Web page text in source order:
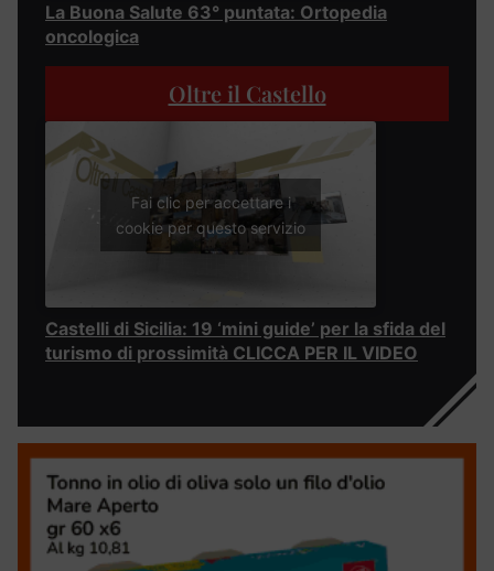
La Buona Salute 63° puntata: Ortopedia
oncologica
Oltre il Castello
Fai clic per accettare i
cookie per questo servizio
Castelli di Sicilia: 19 ‘mini guide’ per la sfida del
turismo di prossimità CLICCA PER IL VIDEO